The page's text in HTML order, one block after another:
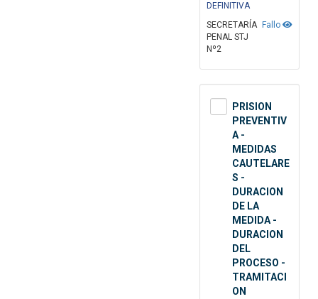
DEFINITIVA
Fallo
SECRETARÍA
PENAL STJ
Nº2
PRISION
PREVENTIV
A -
MEDIDAS
CAUTELARE
S -
DURACION
DE LA
MEDIDA -
DURACION
DEL
PROCESO -
TRAMITACI
ON